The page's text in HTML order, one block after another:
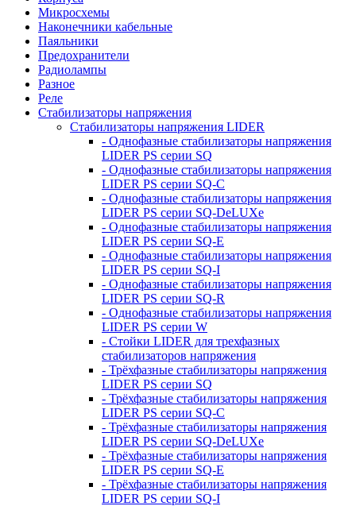
Микросхемы
Наконечники кабельные
Паяльники
Предохранители
Радиолампы
Разное
Реле
Стабилизаторы напряжения
Стабилизаторы напряжения LIDER
- Однофазные стабилизаторы напряжения
LIDER PS серии SQ
- Однофазные стабилизаторы напряжения
LIDER PS серии SQ-C
- Однофазные стабилизаторы напряжения
LIDER PS серии SQ-DeLUXe
- Однофазные стабилизаторы напряжения
LIDER PS серии SQ-E
- Однофазные стабилизаторы напряжения
LIDER PS серии SQ-I
- Однофазные стабилизаторы напряжения
LIDER PS серии SQ-R
- Однофазные стабилизаторы напряжения
LIDER PS серии W
- Стойки LIDER для трехфазных
стабилизаторов напряжения
- Трёхфазные стабилизаторы напряжения
LIDER PS серии SQ
- Трёхфазные стабилизаторы напряжения
LIDER PS серии SQ-C
- Трёхфазные стабилизаторы напряжения
LIDER PS серии SQ-DeLUXe
- Трёхфазные стабилизаторы напряжения
LIDER PS серии SQ-E
- Трёхфазные стабилизаторы напряжения
LIDER PS серии SQ-I